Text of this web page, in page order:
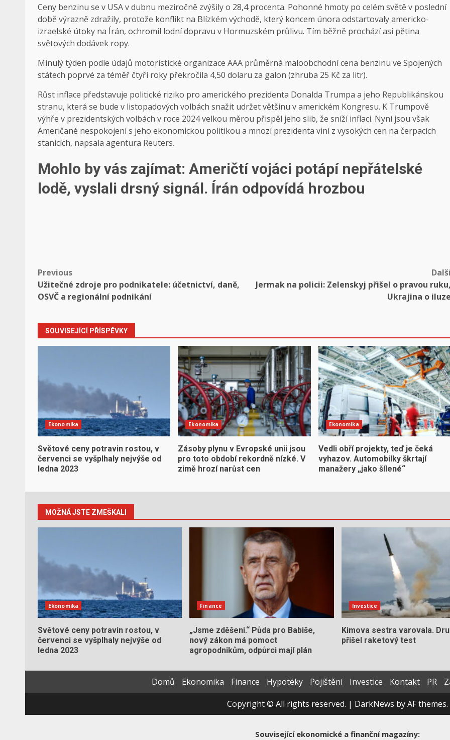
Ceny benzinu se v USA v dubnu meziročně zvýšily o 28,4 procenta. Pohonné hmoty po celém světě v poslední
době výrazně zdražily, protože konflikt na Blízkém východě, který koncem února odstartovaly americko-
izraelské útoky na Írán, ochromil lodní dopravu v Hormuzském průlivu. Tím běžně prochází asi pětina
světových dodávek ropy.
Minulý týden podle údajů motoristické organizace AAA průměrná maloobchodní cena benzinu ve Spojených
státech poprvé za téměř čtyři roky překročila 4,50 dolaru za galon (zhruba 25 Kč za litr).
Růst inflace představuje politické riziko pro amerického prezidenta Donalda Trumpa a jeho Republikánskou
stranu, která se bude v listopadových volbách snažit udržet většinu v americkém Kongresu. K Trumpově
výhře v prezidentských volbách v roce 2024 velkou měrou přispěl jeho slib, že sníží inflaci. Nyní jsou však
Američané nespokojení s jeho ekonomickou politikou a mnozí prezidenta viní z vysokých cen na čerpacích
stanicích, napsala agentura Reuters.
Mohlo by vás zajímat: Američtí vojáci potápí nepřátelské
lodě, vyslali drsný signál. Írán odpovídá hrozbou
Post
navigation
Previous
Užitečné zdroje pro podnikatele: účetnictví, daně,
OSVČ a regionální podnikání
Jermak na policii: Zelenskyj přišel o pravou
Ukrajina o
SOUVISEJÍCÍ PŘÍSPĚVKY
Ekonomika
Světové ceny potravin rostou, v
červenci se vyšplhaly nejvýše od
ledna 2023
Ekonomika
Zásoby plynu v Evropské unii jsou
pro toto období rekordně nízké. V
zimě hrozí narůst cen
Ekonomika
Vedli obří projekty, teď je čeká
vyhazov. Automobilky škrtají
manažery „jako šílené“
MOŽNÁ JSTE ZMEŠKALI
Ekonomika
Světové ceny potravin rostou, v
červenci se vyšplhaly nejvýše od
ledna 2023
Finance
„Jsme zděšeni.“ Půda pro Babiše,
nový zákon má pomoct
agropodnikům, odpůrci mají plán
Investice
Kimova sestra varovala.
přišel raketový test
Domů Ekonomika Finance Hypotéky Pojištění Investice Kontakt PR
Copyright © All rights reserved. | DarkNews by AF themes.
Související ekonomické a finanční magazíny: